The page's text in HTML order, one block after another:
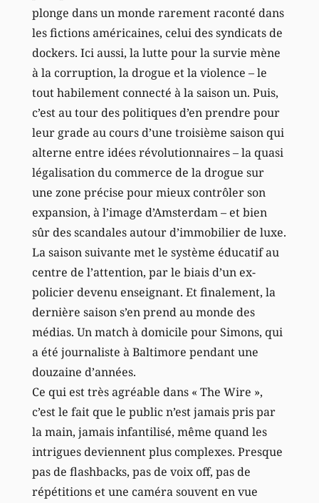
plonge dans un monde rarement raconté dans
les fictions américaines, celui des syndicats de
dockers. Ici aussi, la lutte pour la survie mène
à la corruption, la drogue et la violence – le
tout habilement connecté à la saison un. Puis,
c’est au tour des politiques d’en prendre pour
leur grade au cours d’une troisième saison qui
alterne entre idées révolutionnaires – la quasi
légalisation du commerce de la drogue sur
une zone précise pour mieux contrôler son
expansion, à l’image d’Amsterdam – et bien
sûr des scandales autour d’immobilier de luxe.
La saison suivante met le système éducatif au
centre de l’attention, par le biais d’un ex-
policier devenu enseignant. Et finalement, la
dernière saison s’en prend au monde des
médias. Un match à domicile pour Simons, qui
a été journaliste à Baltimore pendant une
douzaine d’années.
Ce qui est très agréable dans « The Wire »,
c’est le fait que le public n’est jamais pris par
la main, jamais infantilisé, même quand les
intrigues deviennent plus complexes. Presque
pas de flashbacks, pas de voix off, pas de
répétitions et une caméra souvent en vue